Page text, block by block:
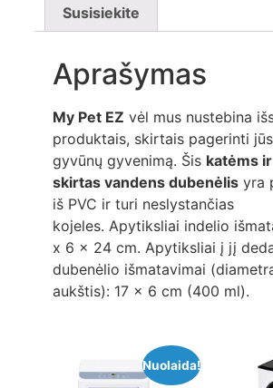
Susisiekite
Aprašymas
My Pet EZ vėl mus nustebina
produktais, skirtais pagerinti
gyvūnų gyvenimą. Šis katėms
skirtas vandens dubenėlisyra
iš PVC ir turi neslystančias
kojeles. Apytiksliai indelio
x 6 x 24 cm. Apytiksliai į jį
dubenėlio išmatavimai
aukštis): 17 x 6 cm (400 ml).
Nuolaida!